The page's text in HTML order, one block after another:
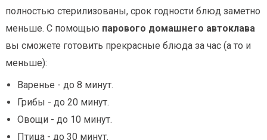
полностью стерилизованы, срок годности блюд заметно
меньше. С помощью парового домашнего автоклава
вы сможете готовить прекрасные блюда за час (а то и
меньше):
Варенье - до 8 минут.
Грибы - до 20 минут.
Овощи - до 10 минут.
Птица - до 30 минут.